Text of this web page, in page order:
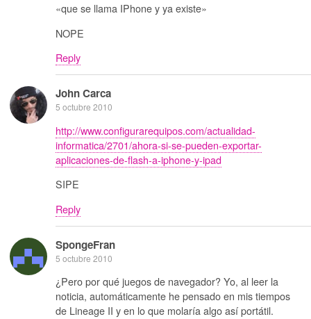
«que se llama IPhone y ya existe»
NOPE
Reply
John Carca
5 octubre 2010
http://www.configurarequipos.com/actualidad-
informatica/2701/ahora-si-se-pueden-exportar-
aplicaciones-de-flash-a-iphone-y-ipad
SIPE
Reply
SpongeFran
5 octubre 2010
¿Pero por qué juegos de navegador? Yo, al leer la
noticia, automáticamente he pensado en mis tiempos
de Lineage II y en lo que molaría algo así portátil.